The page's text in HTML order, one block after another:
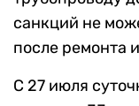
санкций не
после ремонта
С 27 июля